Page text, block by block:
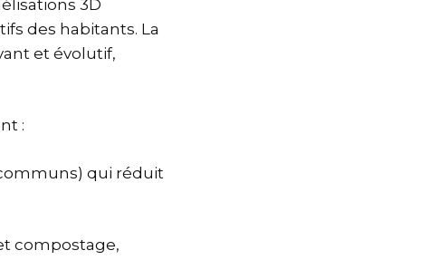
3D
des habitants. La
et évolutif,
:
qui réduit
compostage,